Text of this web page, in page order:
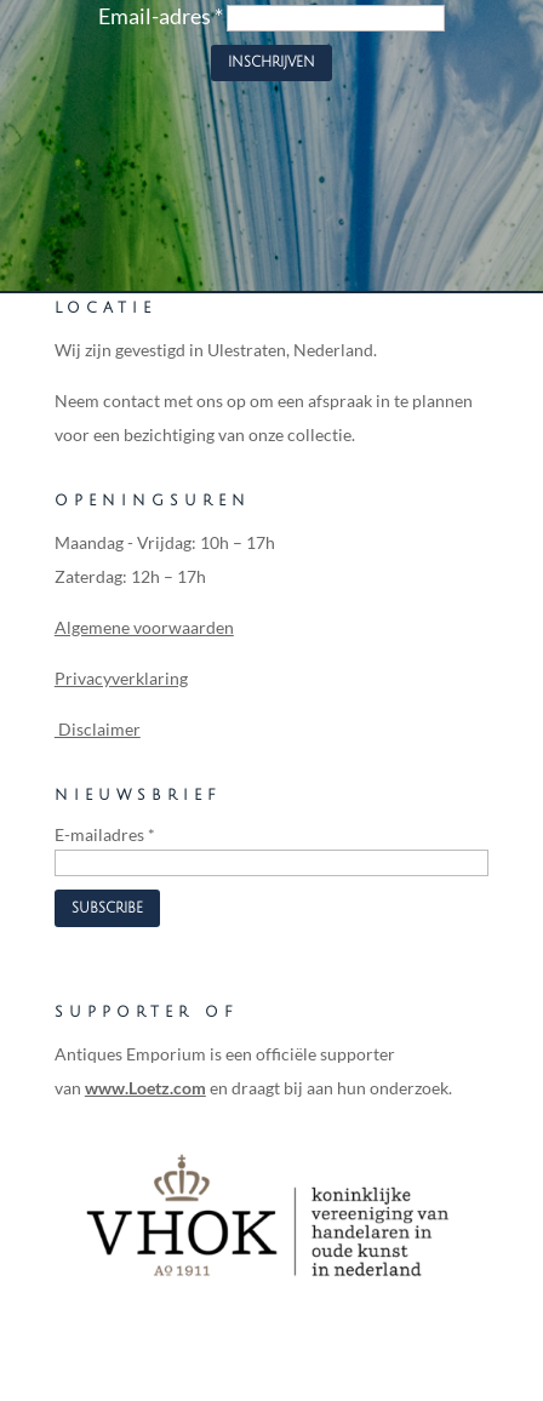
Email-adres*
LOCATIE
Wij zijn gevestigd in Ulestraten, Nederland.
Neem contact met ons op om een afspraak in te plannen
voor een bezichtiging van onze collectie.
OPENINGSUREN
Maandag - Vrijdag: 10h – 17h
Zaterdag: 12h – 17h
Algemene voorwaarden
Privacyverklaring
Disclaimer
NIEUWSBRIEF
E-mailadres *
SUPPORTER OF
Antiques Emporium is een officiële supporter
van www.Loetz.com en draagt bij aan hun onderzoek.